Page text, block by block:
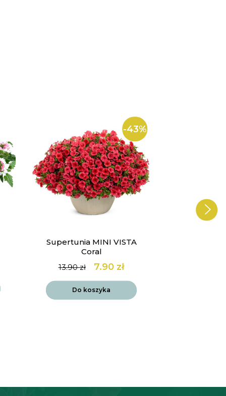
-43%
Supertunia MINI VISTA
Coral
13.90zł
Pierwotna
cena
wynosiła:
13.90 zł.
7.90 zł
Aktualna
cena
wynosi:
7.90 zł.
Do koszyka